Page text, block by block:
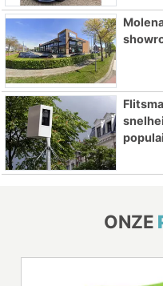
ONZE